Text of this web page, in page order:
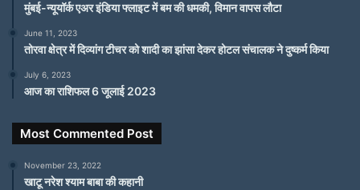
मुंबई-न्यूयॉर्क एअर इंडिया फ्लाइट में बम की धमकी, विमान वापस लौटा
June 11, 2023
तोरवा क्षेत्र में दिव्यांग टीचर को शादी का झांसा देकर होटल संचालक ने दुष्कर्म किया
July 6, 2023
आज का राशिफल 6 जूलाई 2023
Most Commented Post
November 23, 2022
खाटू नरेश श्याम बाबा की कहानी